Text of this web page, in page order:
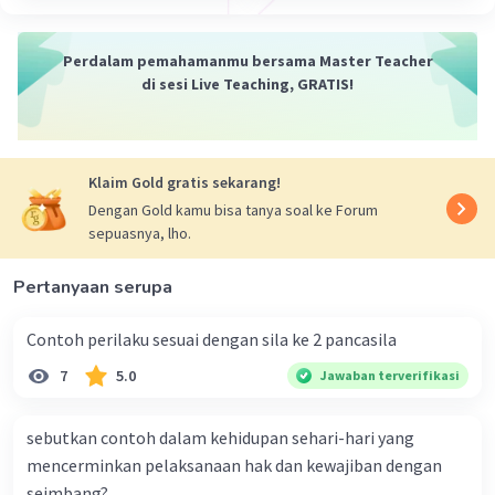
mengibarkan bendera merah putih yang dijahit
oleh Fatmawati Soekarno. Bendera merah putih
ini kemudian dikibarkan oleh Latief
Hendraningrat.
Pembacaan teks proklamasi ini merupakan
Peristiwa ini menandai berakhirnya penjajahan di
Indonesia dan lahirnya Negara Kesatuan
Republik Indonesia.
Referensi :
https://www.kemdikbud.go.id/
Perdalam pemahamanmu bersama Master Teacher
di sesi Live Teaching, GRATIS!
Klaim Gold gratis sekarang!
Dengan Gold kamu bisa tanya soal ke Forum
sepuasnya, lho.
Pertanyaan serupa
Contoh perilaku sesuai dengan sila ke 2 pancasila
7 5.0 Jawaban terverifikasi
sebutkan contoh dalam kehidupan sehari-hari yang
mencerminkan pelaksanaan hak dan kewajiban dengan